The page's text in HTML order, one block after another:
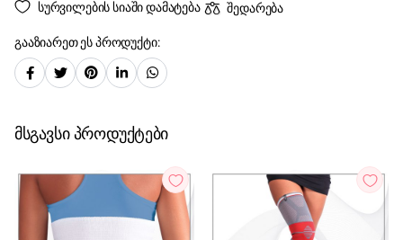
სურვილების სიაში დამატება შედარება
გააზიარეთ ეს პროდუქტი:
მსგავსი პროდუქტები